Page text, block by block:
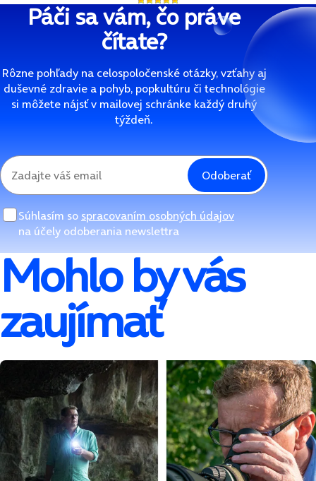
Páči sa vám, čo práve
čítate?
Rôzne pohľady na celospoločenské otázky, vzťahy aj
duševné zdravie a pohyb, popkultúru či technológie
si môžete nájsť v mailovej schránke každý druhý
týždeň.
Odoberať
Súhlasím so spracovaním osobných údajov
na účely odoberania newslettra
Mohlo by vás
zaujímať